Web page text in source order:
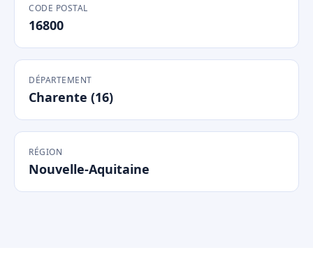
CODE POSTAL
16800
DÉPARTEMENT
Charente (16)
RÉGION
Nouvelle-Aquitaine